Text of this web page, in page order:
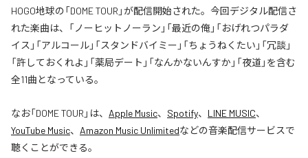
HOGO地球の「DOME TOUR」が配信開始された。今回デジタル配信さ
れた楽曲は、「ノーヒットノーラン」「最近の俺」「おげれつパラダ
イス」「アルコール」「スタンドバイミー」「ちょうねくたい」「冗談」
「許しておくれよ」「薬局デート」「なんかないんすか」「夜道」を含む
全11曲となっている。
なお「DOME TOUR 」は、 Apple Music、 Spotify、 LINE MUSIC、
YouTube Music、 Amazon Music Unlimitedなどの音楽配信サービスで
聴くことができる。